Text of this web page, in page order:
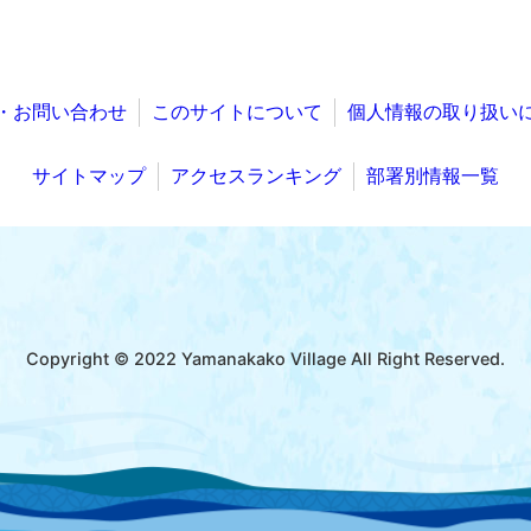
お問い合わせ このサイトについて 個人情報の取り扱い
サイトマップ アクセスランキング 部署別情報一覧
Copyright © 2022 Yamanakako Village All Right Reserved.